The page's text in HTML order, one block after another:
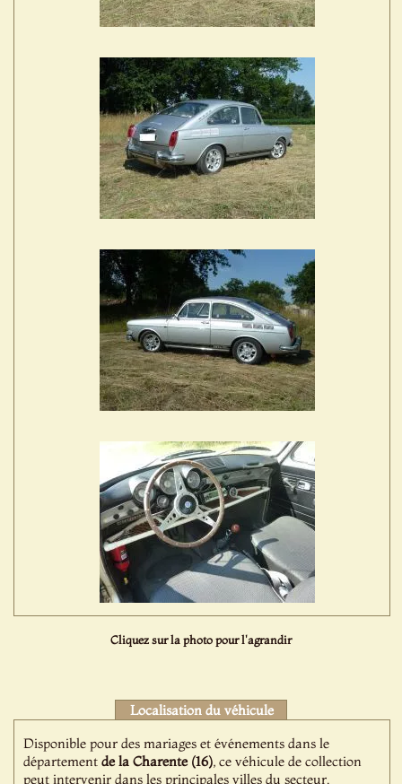
Cliquez sur la photo pour l'agrandir
Localisation du véhicule
Disponible pour des mariages et événements dans le
départementde la Charente (16), ce véhicule de collection
peut intervenir dans les principales villes du secteur.